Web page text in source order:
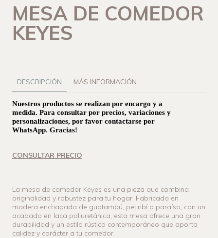
MESA DE COMEDOR
KEYES
DESCRIPCIÓN MÁS INFORMACIÓN
Nuestros productos se realizan por encargo y a
medida. Para consultar por precios, variaciones y
personalizaciones, por favor contactarse por
WhatsApp. Gracias!
CONSULTAR PRECIO
La mesa de comedor Keyes es una pieza que combina
originalidad y robustez para tu hogar. Fabricada en
madera enchapada de guatambú, petiribí o paraíso, con un
acabado en laca poliuretánica, esta mesa ofrece una gran
durabilidad y un estilo rústico contemporáneo que aporta
calidez y carácter a tu comedor.